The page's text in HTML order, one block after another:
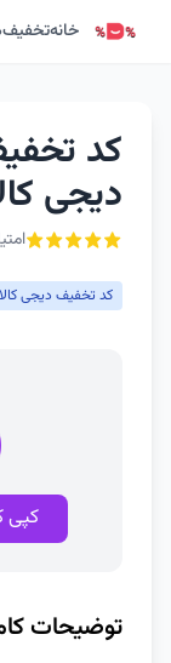
خانه
کد
دیجی
امتیاز 5 از
کد تخفیف دیجی
کپی
توضیحات